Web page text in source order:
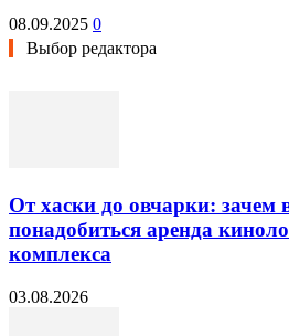
08.09.2025 0
Выбор редактора
От хаски до овчарки: зачем
понадобиться аренда
комплекса
03.08.2026